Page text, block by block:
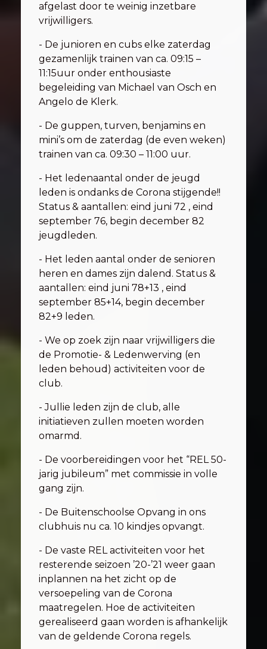
afgelast door te weinig inzetbare
vrijwilligers.
- De junioren en cubs elke zaterdag
gezamenlijk trainen van ca. 09:15 –
11:15uur onder enthousiaste
begeleiding van Michael van Osch en
Angelo de Klerk.
- De guppen, turven, benjamins en
mini’s om de zaterdag (de even weken)
trainen van ca. 09:30 – 11:00 uur.
- Het ledenaantal onder de jeugd
leden is ondanks de Corona stijgende!!
Status & aantallen: eind juni 72 , eind
september 76, begin december 82
jeugdleden.
- Het leden aantal onder de senioren
heren en dames zijn dalend. Status &
aantallen: eind juni 78+13 , eind
september 85+14, begin december
82+9 leden.
- We op zoek zijn naar vrijwilligers die
de Promotie- & Ledenwerving (en
leden behoud) activiteiten voor de
club.
- Jullie leden zijn de club, alle
initiatieven zullen moeten worden
omarmd.
- De voorbereidingen voor het “REL 50-
jarig jubileum” met commissie in volle
gang zijn.
- De Buitenschoolse Opvang in ons
clubhuis nu ca. 10 kindjes opvangt.
- De vaste REL activiteiten voor het
resterende seizoen ’20-’21 weer gaan
inplannen na het zicht op de
versoepeling van de Corona
maatregelen. Hoe de activiteiten
gerealiseerd gaan worden is afhankelijk
van de geldende Corona regels.